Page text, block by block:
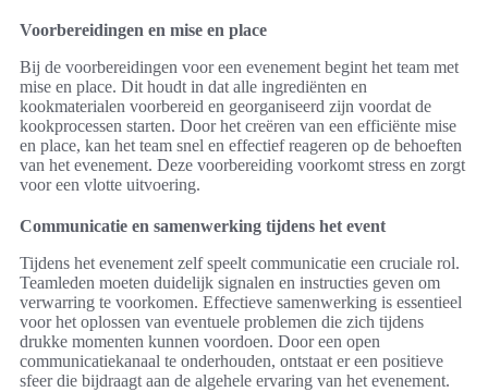
Voorbereidingen en mise en place
Bij de voorbereidingen voor een evenement begint het team met
mise en place. Dit houdt in dat alle ingrediënten en
kookmaterialen voorbereid en georganiseerd zijn voordat de
kookprocessen starten. Door het creëren van een efficiënte mise
en place, kan het team snel en effectief reageren op de behoeften
van het evenement. Deze voorbereiding voorkomt stress en zorgt
voor een vlotte uitvoering.
Communicatie en samenwerking tijdens het event
Tijdens het evenement zelf speelt communicatie een cruciale rol.
Teamleden moeten duidelijk signalen en instructies geven om
verwarring te voorkomen. Effectieve samenwerking is essentieel
voor het oplossen van eventuele problemen die zich tijdens
drukke momenten kunnen voordoen. Door een open
communicatiekanaal te onderhouden, ontstaat er een positieve
sfeer die bijdraagt aan de algehele ervaring van het evenement.